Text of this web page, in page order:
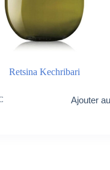
Retsina Kechribari
Ajouter